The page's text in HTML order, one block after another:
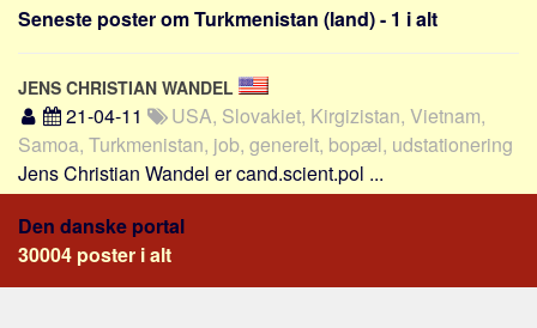
Sverige
Norge
Thailand
Italien
Grækenland
USA
Alle
Seneste poster om Turkmenistan (land) - 1 i alt
JENS CHRISTIAN WANDEL
21-04-11
USA, Slovakiet, Kirgizistan, Vietnam,
Samoa, Turkmenistan, job, generelt, bopæl, udstationering
Jens Christian Wandel er cand.scient.pol ...
Den danske portal
30004 poster i alt